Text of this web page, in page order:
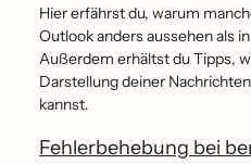
Hier erfährst du, warum
Outlook anders aussehen als
Außerdem erhältst du Tipps,
Darstellung deiner
kannst.
Fehlerbehebung bei